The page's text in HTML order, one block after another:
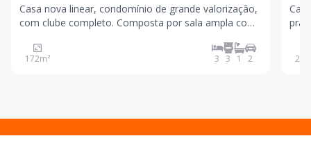
Casa nova linear, condomínio de grande valorização,
com clube completo. Composta por sala ampla com
03 quartos amplos sendo 01 suíte com closet e
banheiro, espaço gourmet com churrasqueira,
172m² 3 3 1 2
Casa
277